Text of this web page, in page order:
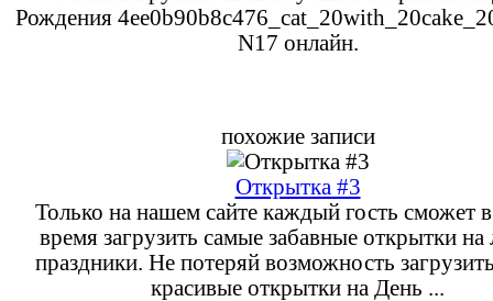
Рождения
N17 онлайн.
похожие записи
Открытка #3
Только на нашем сайте каждый гость сможет
время загрузить самые забавные открытки
праздники. Не потеряй возможность
красивые открытки на День ...